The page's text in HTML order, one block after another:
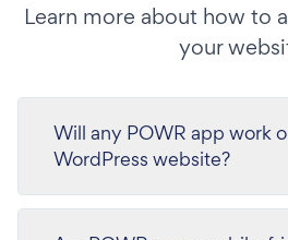
Learn more about how to
your
Will any POWR app work
WordPress website?